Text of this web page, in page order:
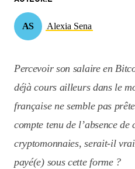
AS Alexia Sena
Percevoir son salaire en
déjà cours ailleurs dans le
française ne semble pas
compte tenu de l’absence
cryptomonnaies, serait-il
payé(e) sous cette forme ?